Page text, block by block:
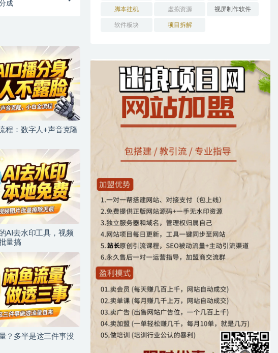
成
程：数字人+声音克隆
AI去水印工具，视频
量搞
？多半是这三件事没
脚本挂机 虚拟资源 视屏制作软件
软件板块 项目拆解